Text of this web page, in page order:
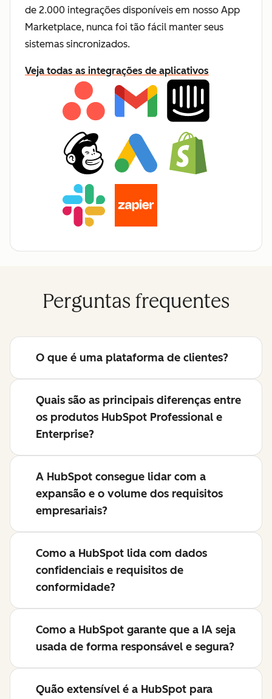
de 2.000 integrações disponíveis em nosso App
Marketplace, nunca foi tão fácil manter seus
sistemas sincronizados.
Veja todas as integrações de aplicativos
Perguntas frequentes
O que é uma plataforma de clientes?
Quais são as principais diferenças entre
os produtos HubSpot Professional e
Enterprise?
A HubSpot consegue lidar com a
expansão e o volume dos requisitos
empresariais?
Como a HubSpot lida com dados
confidenciais e requisitos de
conformidade?
Como a HubSpot garante que a IA seja
usada de forma responsável e segura?
Quão extensível é a HubSpot para